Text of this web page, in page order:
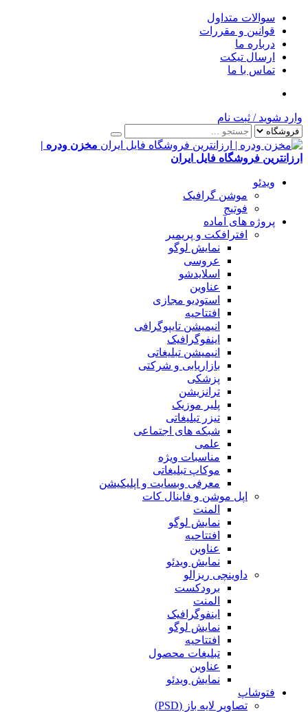
سوالات متداول
قوانین و مقررات
درباره ما
ارسال تیکت
تماس با ما
وارد شوید / ثبت نام
مخزن ودره |
ارزانترین فروشگاه فایل ایران
ویدئو
موشن گرافیک
فوتیج
پروژه های آماده
افترافکت و پریمیر
نمایش لوگو
عروسی
اسلایدشو
عناوین
استودیو مجازی
افتتاحیه
انیمیشن تایپوگرافی
اینفوگرافیک
انیمیشن تبلیغاتی
بازاریابی و شرکتی
پزشکی
ترانزیشن
پلیر موزیک
تیزر تبلیغاتی
شبکه های اجتماعی
علمی
مناسبات ویژه
موکاپ تبلیغاتی
معرفی وبسایت و اپلیکیشن
اپل موشن و فاینال کات
المنت
نمایش لوگو
افتتاحیه
عناوین
نمایش ویدئو
داوینچی ریزالو
برودکست
المنت
اینفوگرافیک
نمایش لوگو
افتتاحیه
تبلیغات محصول
عناوین
نمایش ویدئو
فتوشاپ
تصاویر لایه باز (PSD)